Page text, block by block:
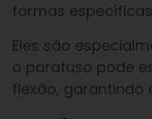
formas
Eles são
o parafuso pode
flexão, garantindo